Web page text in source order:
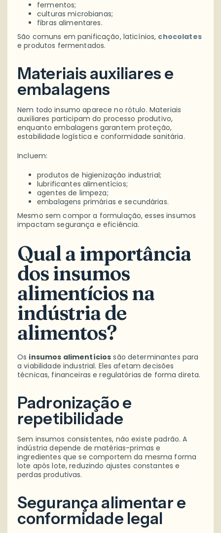
fermentos;
culturas microbianas;
fibras alimentares.
São comuns em panificação, laticínios, chocolates
e produtos fermentados.
Materiais auxiliares e
embalagens
Nem todo insumo aparece no rótulo. Materiais
auxiliares participam do processo produtivo,
enquanto embalagens garantem proteção,
estabilidade logística e conformidade sanitária.
Incluem:
produtos de higienização industrial;
lubrificantes alimentícios;
agentes de limpeza;
embalagens primárias e secundárias.
Mesmo sem compor a formulação, esses insumos
impactam segurança e eficiência.
Qual a importância
dos insumos
alimentícios na
indústria de
alimentos?
Os insumos alimentícios são determinantes para
a viabilidade industrial. Eles afetam decisões
técnicas, financeiras e regulatórias de forma direta.
Padronização e
repetibilidade
Sem insumos consistentes, não existe padrão. A
indústria depende de matérias-primas e
ingredientes que se comportem da mesma forma
lote após lote, reduzindo ajustes constantes e
perdas produtivas.
Segurança alimentar e
conformidade legal